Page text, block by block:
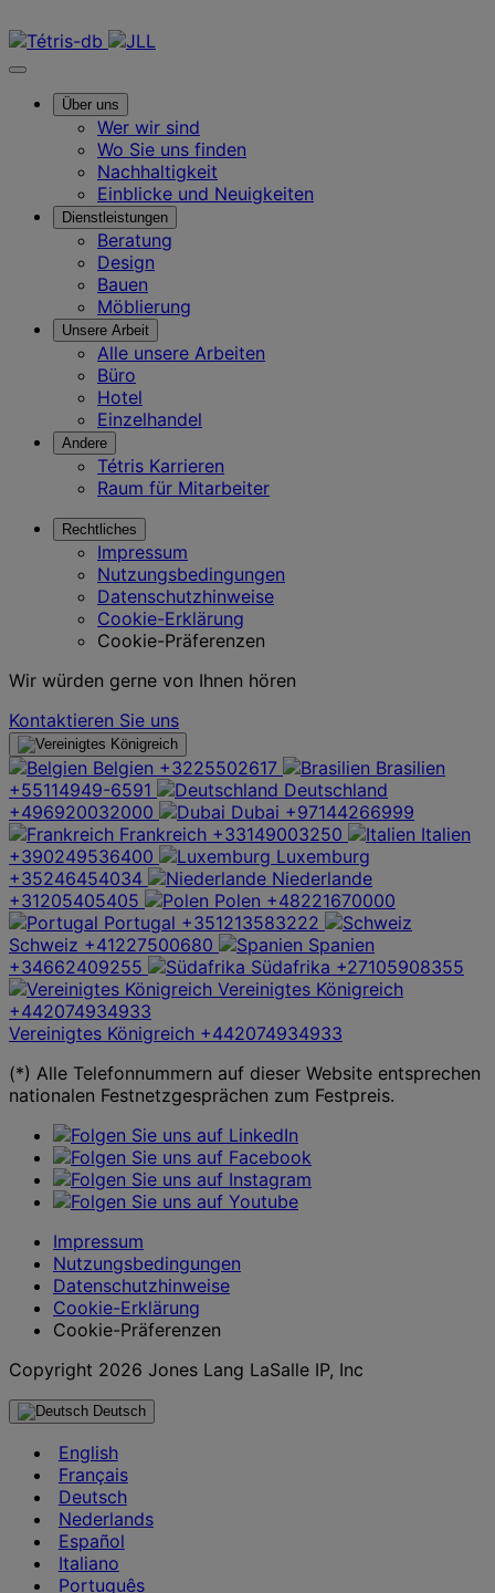
Über uns
Wer wir sind
Wo Sie uns finden
Nachhaltigkeit
Einblicke und Neuigkeiten
Dienstleistungen
Beratung
Design
Bauen
Möblierung
Unsere Arbeit
Alle unsere Arbeiten
Büro
Hotel
Einzelhandel
Andere
Tétris Karrieren
Raum für Mitarbeiter
Rechtliches
Impressum
Nutzungsbedingungen
Datenschutzhinweise
Cookie-Erklärung
Cookie-Präferenzen
Wir würden gerne von Ihnen hören
Kontaktieren Sie uns
Belgien +3225502617
Brasilien
+55114949-6591
Deutschland
+496920032000
Dubai +97144266999
Frankreich +33149003250
Italien
+390249536400
Luxemburg
+35246454034
Niederlande
+31205405405
Polen +48221670000
Portugal +351213583222
Schweiz +41227500680
Spanien
+34662409255
Südafrika +27105908355
Vereinigtes Königreich
+442074934933
Vereinigtes Königreich +442074934933
(*) Alle Telefonnummern auf dieser Website entsprechen
nationalen Festnetzgesprächen zum Festpreis.
Impressum
Nutzungsbedingungen
Datenschutzhinweise
Cookie-Erklärung
Cookie-Präferenzen
Copyright 2026 Jones Lang LaSalle IP, Inc
Deutsch
English
Français
Deutsch
Nederlands
Español
Italiano
Português